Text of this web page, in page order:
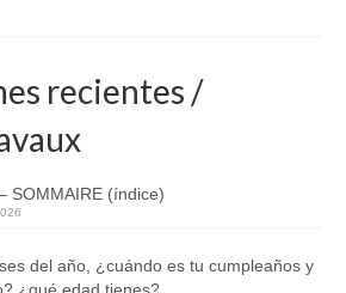
recientes /
SOMMAIRE (índice)
del año, ¿cuándo es tu cumpleaños y